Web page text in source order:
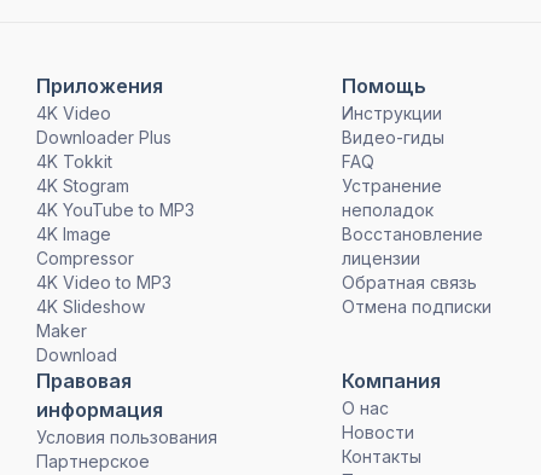
Приложения
4K Video
Downloader Plus
4K Tokkit
4K Stogram
4K YouTube to MP3
4K Image
Compressor
4K Video to MP3
4K Slideshow
Maker
Download
Помощь
Инструкции
Видео-гиды
FAQ
Устранение
неполадок
Восстановление
лицензии
Обратная связь
Отмена подписки
Правовая
информация
Условия пользования
Партнерское
Компания
О нас
Новости
Контакты